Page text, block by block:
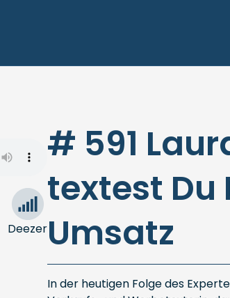
Deezer
# 591
textest Du
Umsatz
In der heutigen Folge des